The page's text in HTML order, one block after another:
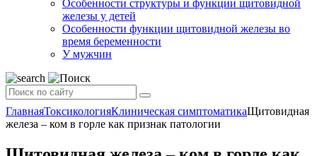
Особенности структуры и функции щитовидной
железы у детей
Особенности функции щитовидной железы во
время беременности
У мужчин
ГлавнаяТоксикологияКлиническая симптоматикаЩитовидная
железа – ком в горле как признак патологии